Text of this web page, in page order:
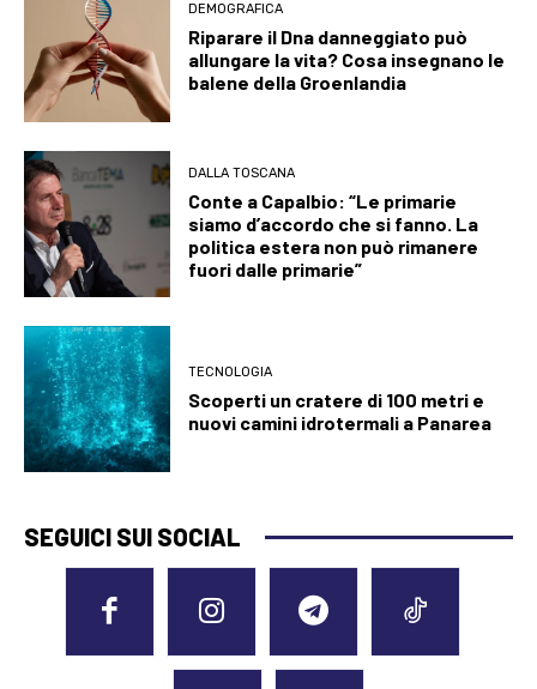
DEMOGRAFICA
Riparare il Dna danneggiato può
allungare la vita? Cosa insegnano le
balene della Groenlandia
DALLA TOSCANA
Conte a Capalbio: “Le primarie
siamo d’accordo che si fanno. La
politica estera non può rimanere
fuori dalle primarie”
TECNOLOGIA
Scoperti un cratere di 100 metri e
nuovi camini idrotermali a Panarea
SEGUICI SUI SOCIAL